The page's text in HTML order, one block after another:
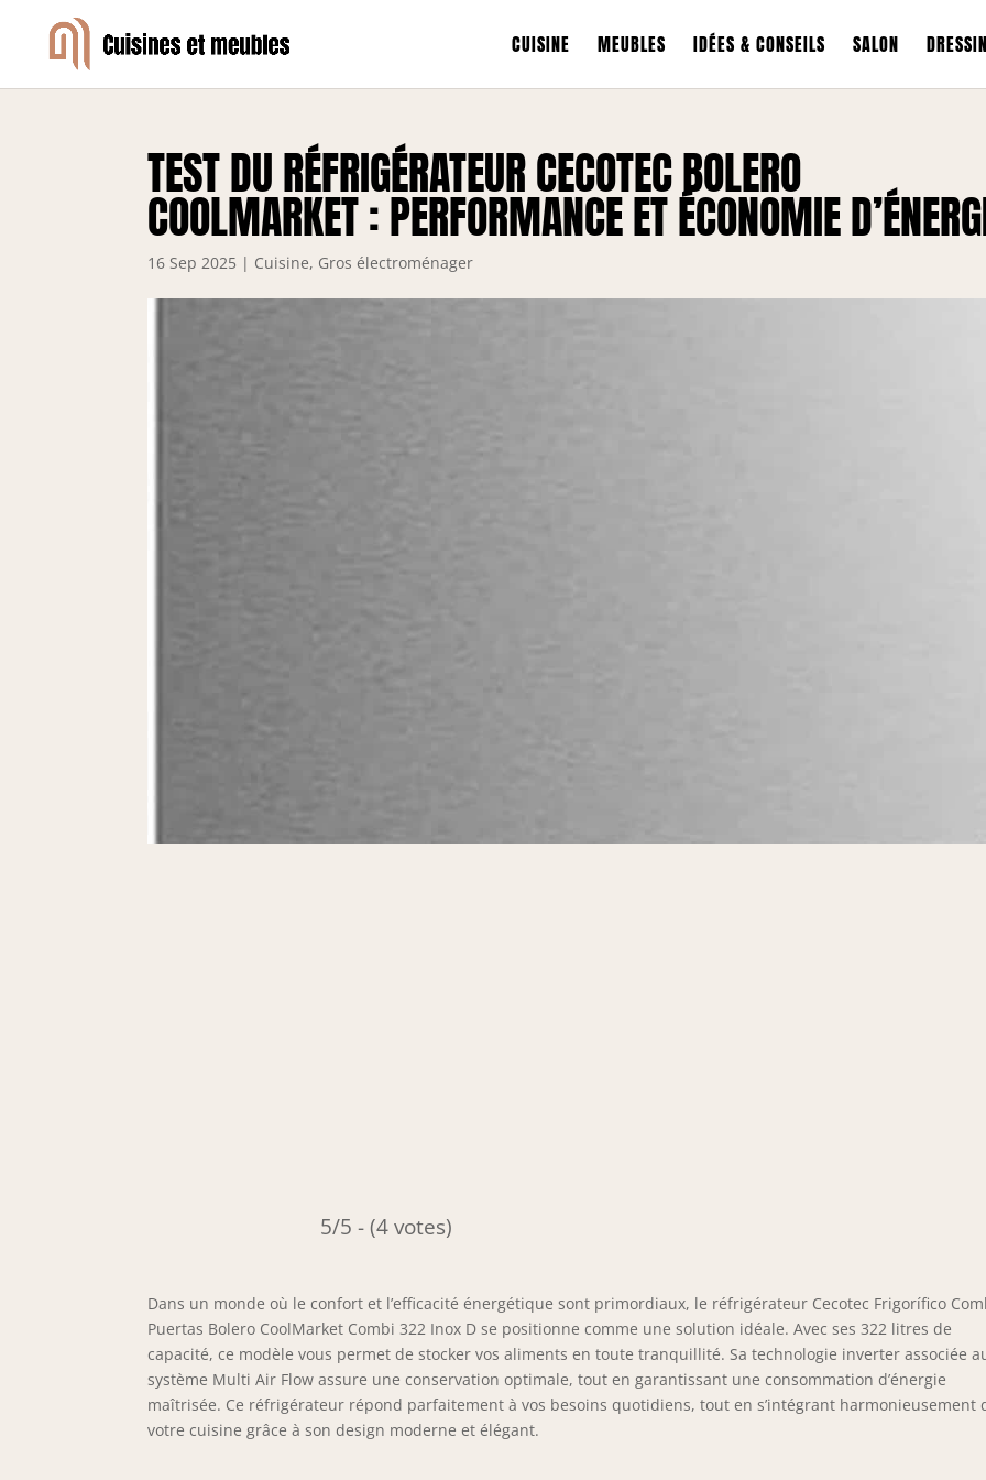
CUISINE MEUBLES IDÉES & CONSEILS SALON
TEST DU RÉFRIGÉRATEUR CECOTEC BOLERO
COOLMARKET : PERFORMANCE ET ÉCONOMIE
16 Sep 2025 | Cuisine, Gros électroménager
5/5 - (4 votes)
Dans un monde où le confort et l’efficacité énergétique sont primordiaux, le réfrigérateur Cecotec Frigorífico
Puertas Bolero CoolMarket Combi 322 Inox D se positionne comme une solution idéale. Avec ses 322 litres de
capacité, ce modèle vous permet de stocker vos aliments en toute tranquillité. Sa technologie inverter associée
système Multi Air Flow assure une conservation optimale, tout en garantissant une consommation d’énergie
maîtrisée. Ce réfrigérateur répond parfaitement à vos besoins quotidiens, tout en s’intégrant harmonieusement
votre cuisine grâce à son design moderne et élégant.